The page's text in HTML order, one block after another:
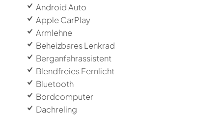
Android Auto
Apple CarPlay
Armlehne
Beheizbares Lenkrad
Berganfahrassistent
Blendfreies Fernlicht
Bluetooth
Bordcomputer
Dachreling